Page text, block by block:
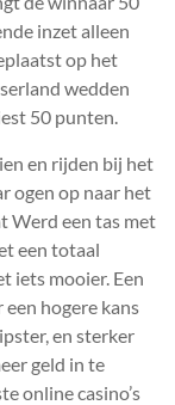
inzet alleen
op het
wedden
50 punten.
en rijden bij het
ogen op naar het
Werd een tas met
een totaal
iets mooier. Een
hogere kans
en sterker
geld in te
online casino’s